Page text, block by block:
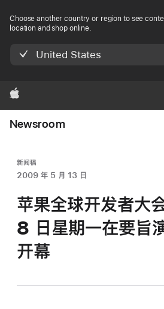
Choose another country or region to see
location and shop online.
United States
Apple
Newsroom
新闻稿
2009 年 5 月 13 日
苹果全球开发者大
8 日星期一在要旨
开幕